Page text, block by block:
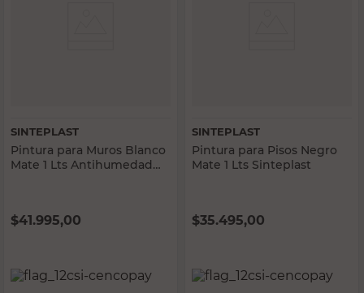
SINTEPLAST
Pintura para Muros Blanco
Mate 1 Lts Antihumedad
$41.995,00
SINTEPLAST
Pintura para Pisos Negro
Mate 1 Lts Sinteplast
$35.495,00